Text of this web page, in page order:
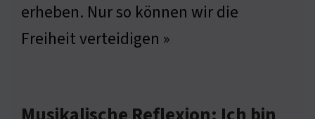
erheben. Nur so können wir die
Freiheit verteidigen »